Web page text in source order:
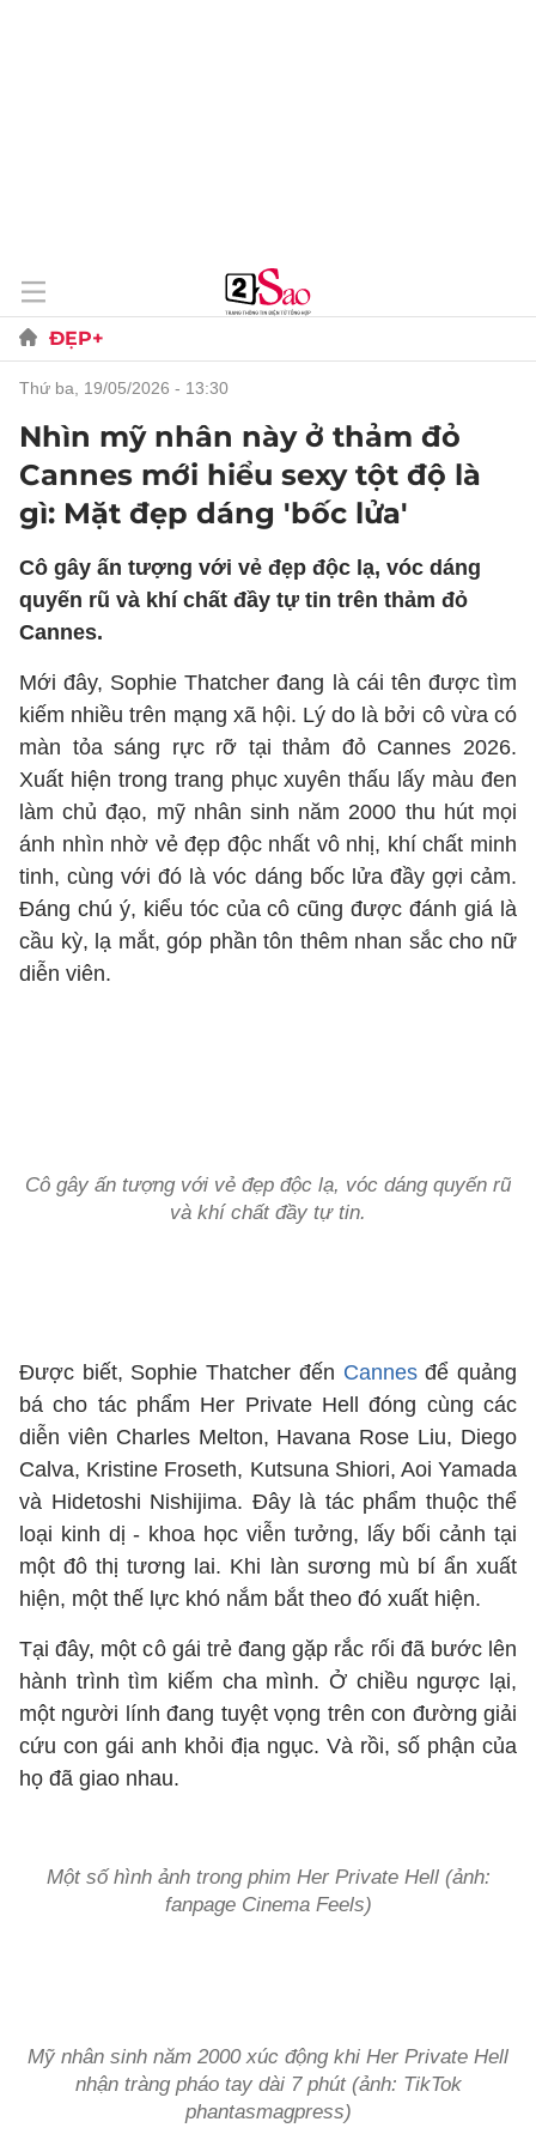
ĐẸP+
thứ ba, 19/05/2026 - 13:30
Nhìn mỹ nhân này ở thảm đỏ
Cannes mới hiểu sexy tột độ là
gì: Mặt đẹp dáng 'bốc lửa'
Cô gây ấn tượng với vẻ đẹp độc lạ, vóc dáng
quyến rũ và khí chất đầy tự tin trên thảm đỏ
Cannes.
Mới đây, Sophie Thatcher đang là cái tên được tìm
kiếm nhiều trên mạng xã hội. Lý do là bởi cô vừa có
màn tỏa sáng rực rỡ tại thảm đỏ Cannes 2026.
Xuất hiện trong trang phục xuyên thấu lấy màu đen
làm chủ đạo, mỹ nhân sinh năm 2000 thu hút mọi
ánh nhìn nhờ vẻ đẹp độc nhất vô nhị, khí chất minh
tinh, cùng với đó là vóc dáng bốc lửa đầy gợi cảm.
Đáng chú ý, kiểu tóc của cô cũng được đánh giá là
cầu kỳ, lạ mắt, góp phần tôn thêm nhan sắc cho nữ
diễn viên.
Cô gây ấn tượng với vẻ đẹp độc lạ, vóc dáng quyến rũ
và khí chất đầy tự tin.
Được biết, Sophie Thatcher đến Cannesđể quảng
bá cho tác phẩm Her Private Hell đóng cùng các
diễn viên Charles Melton, Havana Rose Liu, Diego
Calva, Kristine Froseth, Kutsuna Shiori, Aoi Yamada
và Hidetoshi Nishijima. Đây là tác phẩm thuộc thể
loại kinh dị - khoa học viễn tưởng, lấy bối cảnh tại
một đô thị tương lai. Khi làn sương mù bí ẩn xuất
hiện, một thế lực khó nắm bắt theo đó xuất hiện.
Tại đây, một cô gái trẻ đang gặp rắc rối đã bước lên
hành trình tìm kiếm cha mình. Ở chiều ngược lại,
một người lính đang tuyệt vọng trên con đường giải
cứu con gái anh khỏi địa ngục. Và rồi, số phận của
họ đã giao nhau.
Một số hình ảnh trong phim Her Private Hell (ảnh:
fanpage Cinema Feels)
Mỹ nhân sinh năm 2000 xúc động khi Her Private Hell
nhận tràng pháo tay dài 7 phút (ảnh: TikTok
phantasmagpress)